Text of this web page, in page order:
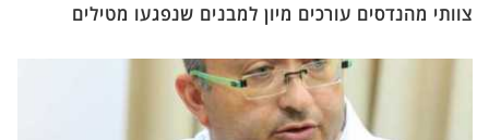
צוותי מהנדסים עורכים מיון למבנים שנפגעו מטילים